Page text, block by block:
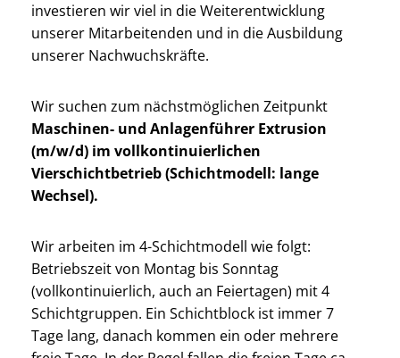
investieren wir viel in die Weiterentwicklung
unserer Mitarbeitenden und in die Ausbildung
unserer Nachwuchskräfte.
Wir suchen zum nächstmöglichen Zeitpunkt
Maschinen- und Anlagenführer Extrusion
(m/w/d) im vollkontinuierlichen
Vierschichtbetrieb (Schichtmodell: lange
Wechsel).
Wir arbeiten im 4-Schichtmodell wie folgt:
Betriebszeit von Montag bis Sonntag
(vollkontinuierlich, auch an Feiertagen) mit 4
Schichtgruppen. Ein Schichtblock ist immer 7
Tage lang, danach kommen ein oder mehrere